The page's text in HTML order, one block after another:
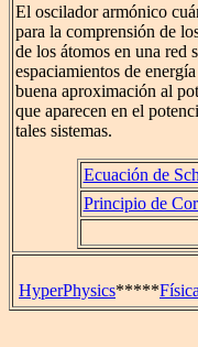
El oscilador armónico
para la comprensión de
de los átomos en una red
espaciamientos de
buena aproximación al
que aparecen en el
tales sistemas.
Ecuación de
Principio de
HyperPhysics*****